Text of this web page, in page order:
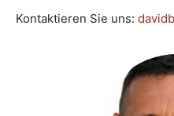
Kontaktieren Sie uns: